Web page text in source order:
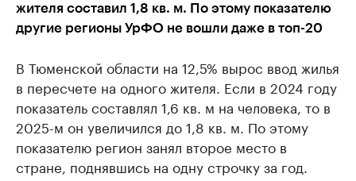
жителя составил 1,8 кв. м. По этому показателю
другие регионы УрФО не вошли даже в топ-20
В Тюменской области на 12,5% вырос ввод жилья
в пересчете на одного жителя. Если в 2024 году
показатель составлял 1,6 кв. м на человека, то в
2025-м он увеличился до 1,8 кв. м. По этому
показателю регион занял второе место в
стране, поднявшись на одну строчку за год.